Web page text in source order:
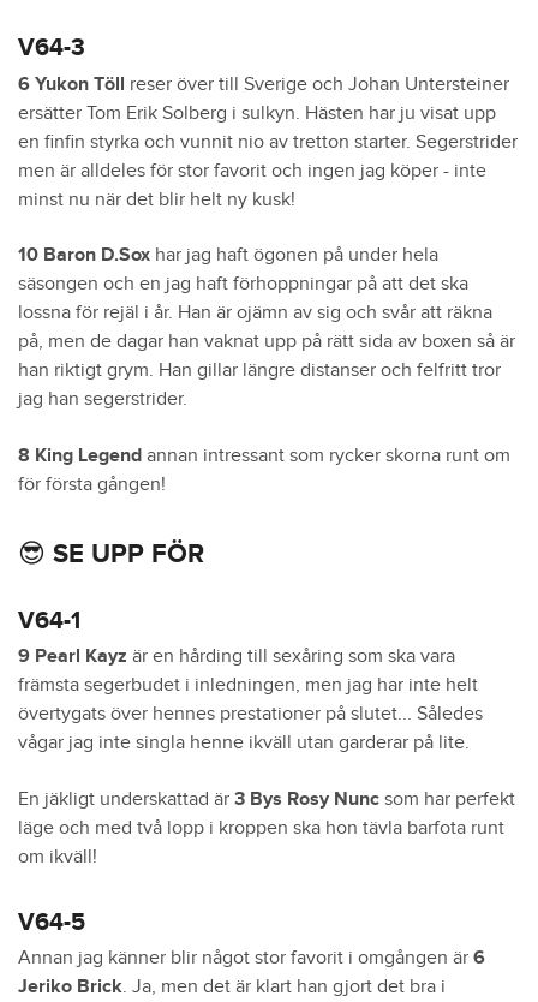
V64-3
6 Yukon Töll reser över till Sverige och Johan Untersteiner
ersätter Tom Erik Solberg i sulkyn. Hästen har ju visat upp
en finfin styrka och vunnit nio av tretton starter. Segerstrider
men är alldeles för stor favorit och ingen jag köper - inte
minst nu när det blir helt ny kusk!
10 Baron D.Sox har jag haft ögonen på under hela
säsongen och en jag haft förhoppningar på att det ska
lossna för rejäl i år. Han är ojämn av sig och svår att räkna
på, men de dagar han vaknat upp på rätt sida av boxen så är
han riktigt grym. Han gillar längre distanser och felfritt tror
jag han segerstrider.
8 King Legend annan intressant som rycker skorna runt om
för första gången!
😎 SE UPP FÖR
V64-1
9 Pearl Kayz är en hårding till sexåring som ska vara
främsta segerbudet i inledningen, men jag har inte helt
övertygats över hennes prestationer på slutet... Således
vågar jag inte singla henne ikväll utan garderar på lite.
En jäkligt underskattad är 3 Bys Rosy Nunc som har perfekt
läge och med två lopp i kroppen ska hon tävla barfota runt
om ikväll!
V64-5
Annan jag känner blir något stor favorit i omgången är 6
Jeriko Brick. Ja, men det är klart han gjort det bra i